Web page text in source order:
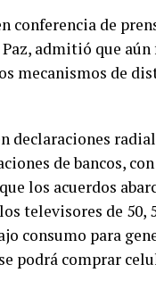
conferencia de
admitió que
mecanismos de
declaraciones
de bancos,
los acuerdos
televisores de 50,
consumo para
podrá comprar